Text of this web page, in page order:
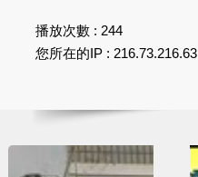
播放次數 : 244
您所在的IP : 216.73.216.63